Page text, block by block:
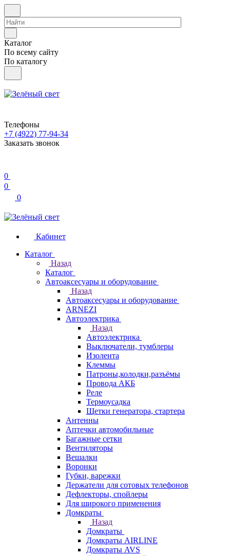
Каталог
По всему сайту
По каталогу
Телефоны
+7 (4922) 77-94-34
Заказать звонок
0
0
0
Кабинет
Каталог
Назад
Каталог
Автоаксесуары и оборудование
Назад
Автоаксесуары и оборудование
ARNEZI
Автоэлектрика
Назад
Автоэлектрика
Выключатели, тумблеры
Изолента
Клеммы
Патроны,колодки,разъёмы
Провода АКБ
Реле
Термоусадка
Щетки генератора, стартера
Антенны
Аптечки автомобильные
Багажные сетки
Вентиляторы
Вешалки
Воронки
Губки, варежки
Держатели для сотовых телефонов
Дефлекторы, спойлеры
Для широкого применения
Домкраты
Назад
Домкраты
Домкраты AIRLINE
Домкраты AVS